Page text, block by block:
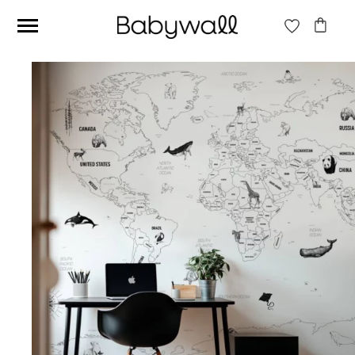
Ces articles peuvent aussi vous intéresser
Papier peint Fleurs
Papier peint jungle